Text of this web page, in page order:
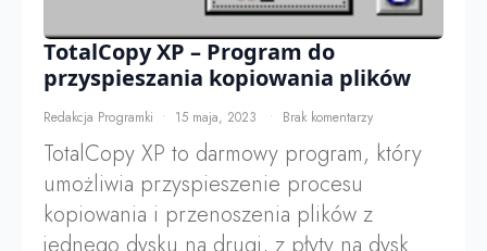
TotalCopy XP – Program do
przyspieszania kopiowania plików
Redakcja Programki 15 maja, 2023 Brak komentarzy
TotalCopy XP to darmowy program, który
umożliwia przyspieszenie procesu
kopiowania i przenoszenia plików z